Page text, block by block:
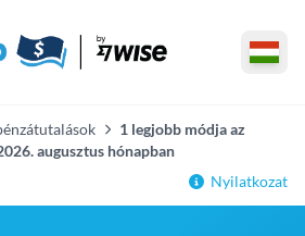
1 legjobb módja az
augusztus hónapban
Nyilatkozat